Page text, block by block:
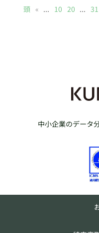
頭 « ... 10 20 ... 31
中小企業のデータ